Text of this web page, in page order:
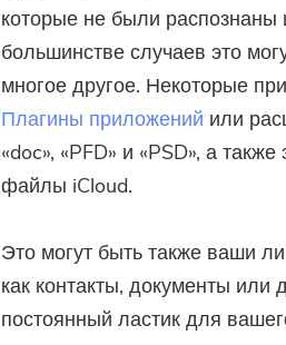
которые не были
большинстве случаев это
многое другое. Некоторые
Плагины приложений или
«doc», «PFD» и «PSD», а
файлы iCloud.
Это могут быть также ваши
как контакты, документы
постоянный ластик для